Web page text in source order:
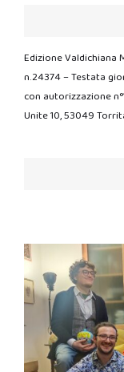
Edizione Valdichiana
n.24374 – Testata
con autorizzazione
Unite 10, 53049